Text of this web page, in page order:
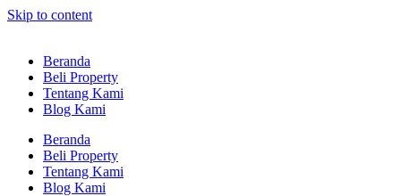
Skip to content
Beranda
Beli Property
Tentang Kami
Blog Kami
Beranda
Beli Property
Tentang Kami
Blog Kami